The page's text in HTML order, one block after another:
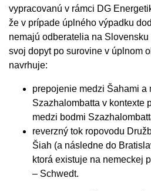
vypracovanú v rámci DG
že v prípade úplného výpadku
nemajú odberatelia na
svoj dopyt po surovine v úplnom
navrhuje:
prepojenie medzi Šahami a
Szazhalombatta v kontexte
medzi bodmi
reverzný tok ropovodu
Šiah (a následne do
ktorá existuje na nemeckej
– Schwedt.